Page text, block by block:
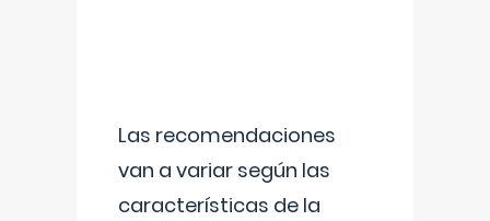
Las recomendaciones
van a variar según las
características de la